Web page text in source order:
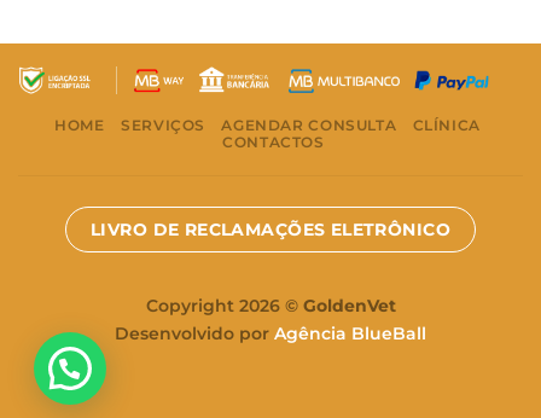
HOME SERVIÇOS AGENDAR CONSULTA
CLÍNICA
CONTACTOS
LIVRO DE RECLAMAÇÕES ELETRÔNICO
Copyright 2026 © GoldenVet
Desenvolvido por Agência BlueBall